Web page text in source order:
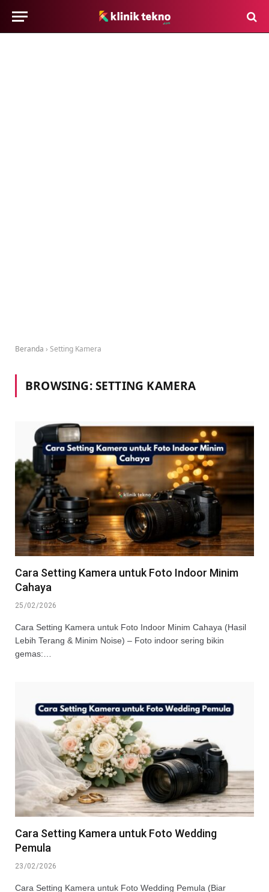
Beranda › Setting Kamera
BROWSING:SETTING KAMERA
Cara Setting Kamera untuk Foto Indoor Minim
Cahaya
25/02/2026
Cara Setting Kamera untuk Foto Indoor Minim Cahaya (Hasil
Lebih Terang & Minim Noise) – Foto indoor sering bikin
gemas:…
Cara Setting Kamera untuk Foto Wedding
Pemula
23/02/2026
Cara Setting Kamera untuk Foto Wedding Pemula (Biar